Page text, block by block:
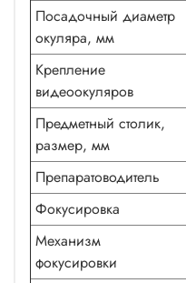
Посадочный диаметр
окуляра, мм
Крепление
видеоокуляров
Предметный столик,
размер, мм
Препаратоводитель
Фокусировка
Механизм
фокусировки